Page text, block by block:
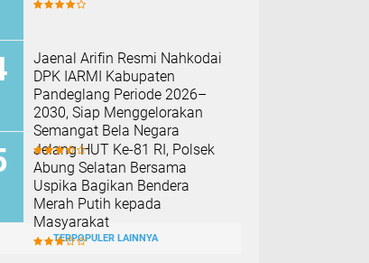
Jaenal Arifin Resmi Nahkodai
DPK IARMI Kabupaten
Pandeglang Periode 2026–
2030, Siap Menggelorakan
Semangat Bela Negara
Jelang HUT Ke-81 RI, Polsek
Abung Selatan Bersama
Uspika Bagikan Bendera
Merah Putih kepada
Masyarakat
TERPOPULER LAINNYA